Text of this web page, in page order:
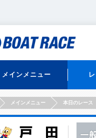
メインメニュー
HOMEメインメニュー 本日のレース